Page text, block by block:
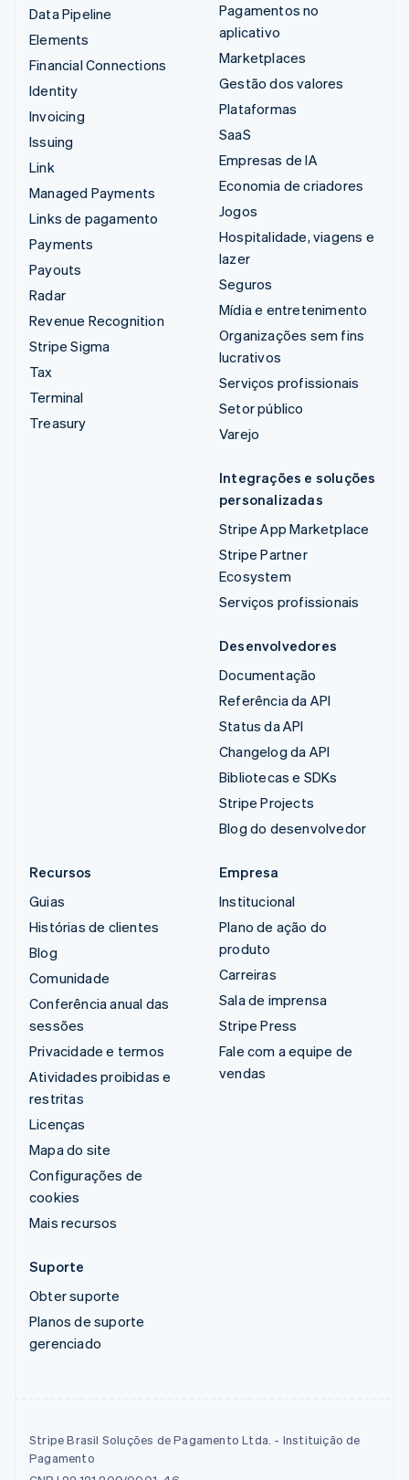
Data Pipeline
Elements
Financial Connections
Identity
Invoicing
Issuing
Link
Managed Payments
Links de pagamento
Payments
Payouts
Radar
Revenue Recognition
Stripe Sigma
Tax
Terminal
Treasury
Pagamentos no
aplicativo
Marketplaces
Gestão dos valores
Plataformas
SaaS
Empresas de IA
Economia de criadores
Jogos
Hospitalidade, viagens e
lazer
Seguros
Mídia e entretenimento
Organizações sem fins
lucrativos
Serviços profissionais
Setor público
Varejo
Integrações e soluções
personalizadas
Stripe App Marketplace
Stripe Partner
Ecosystem
Serviços profissionais
Desenvolvedores
Documentação
Referência da API
Status da API
Changelog da API
Bibliotecas e SDKs
Stripe Projects
Blog do desenvolvedor
Recursos
Guias
Histórias de clientes
Blog
Comunidade
Conferência anual das
sessões
Privacidade e termos
Atividades proibidas e
restritas
Licenças
Mapa do site
Configurações de
cookies
Mais recursos
Empresa
Institucional
Plano de ação do
produto
Carreiras
Sala de imprensa
Stripe Press
Fale com a equipe de
vendas
Suporte
Obter suporte
Planos de suporte
gerenciado
Stripe Brasil Soluções de Pagamento Ltda. - Instituição de
Pagamento